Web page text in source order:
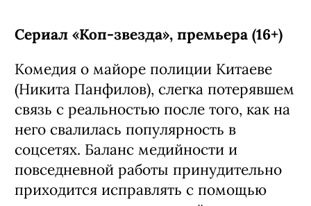
Сериал «Коп-звезда», премьера (16+)
Комедия о майоре полиции Китаеве
(Никита Панфилов), слегка потерявшем
связь с реальностью после того, как на
него свалилась популярность в
соцсетях. Баланс медийности и
повседневной работы принудительно
приходится исправлять с помощью